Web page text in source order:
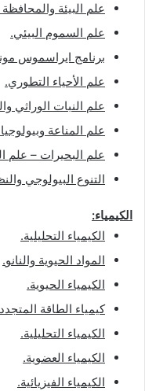
علم البيئة والمحافظة
علم السموم البيئي.
برنامج ايراسموس
علم الأحياء التطوري.
علم النبات الوراثي
علم المناعة
علم البحيرات – علم
التنوع البيولوجي
الكيمياء:
الكيمياء التحليلية.
المواد الحيوية والنانو.
الكيمياء الحيوية.
كيمياء الطاقة
الكيمياء التحليلية.
الكيمياء العضوية.
الكيمياء الفيزيائية.